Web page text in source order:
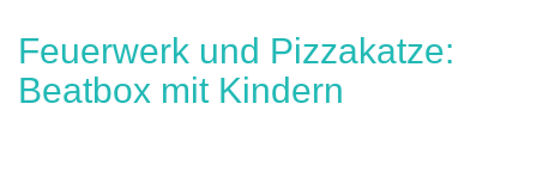
Feuerwerk und Pizzakatze:
Beatbox mit Kindern